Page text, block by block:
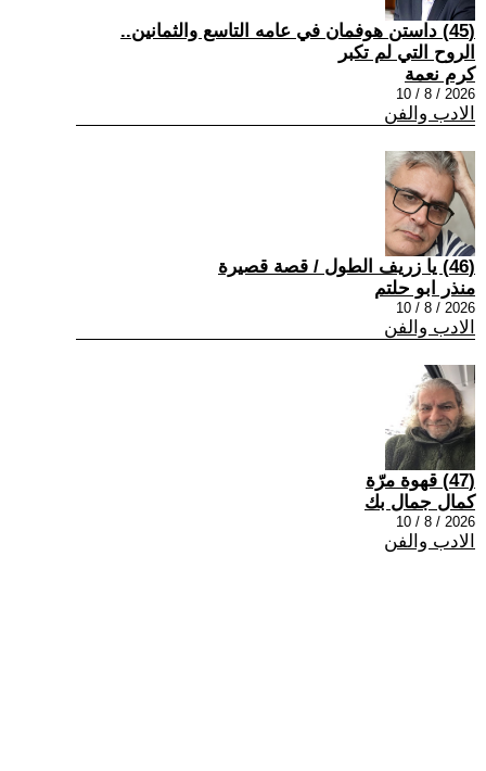
(45) داستن هوفمان في عامه التاسع والثمانين..
الروح التي لم تكبر
كرم نعمة
2026 / 8 / 10
الادب والفن
(46) يا زريف الطول / قصة قصيرة
منذر ابو حلتم
2026 / 8 / 10
الادب والفن
(47) قهوة مرّة
كمال جمال بك
2026 / 8 / 10
الادب والفن